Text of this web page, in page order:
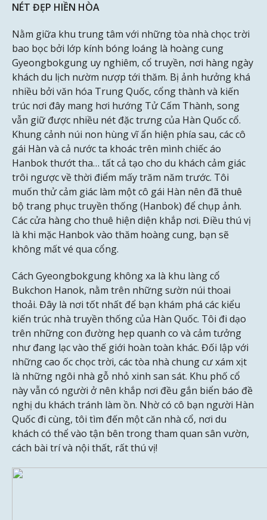
NÉT ĐẸP HIỀN HÒA
Nằm giữa khu trung tâm với những tòa nhà chọc trời
bao bọc bởi lớp kính bóng loáng là hoàng cung
Gyeongbokgung uy nghiêm, cổ truyền, nơi hàng ngày
khách du lịch nườm nượp tới thăm. Bị ảnh hưởng khá
nhiều bởi văn hóa Trung Quốc, cổng thành và kiến
trúc nơi đây mang hơi hướng Tử Cấm Thành, song
vẫn giữ được nhiều nét đặc trưng của Hàn Quốc cổ.
Khung cảnh núi non hùng vĩ ẩn hiện phía sau, các cô
gái Hàn và cả nước ta khoác trên mình chiếc áo
Hanbok thướt tha… tất cả tạo cho du khách cảm giác
trôi ngược về thời điểm mấy trăm năm trước. Tôi
muốn thử cảm giác làm một cô gái Hàn nên đã thuê
bộ trang phục truyền thống (Hanbok) để chụp ảnh.
Các cửa hàng cho thuê hiện diện khắp nơi. Điều thú vị
là khi mặc Hanbok vào thăm hoàng cung, bạn sẽ
không mất vé qua cổng.
Cách Gyeongbokgung không xa là khu làng cổ
Bukchon Hanok, nằm trên những sườn núi thoai
thoải. Đây là nơi tốt nhất để bạn khám phá các kiểu
kiến trúc nhà truyền thống của Hàn Quốc. Tôi đi dạo
trên những con đường hẹp quanh co và cảm tưởng
như đang lạc vào thế giới hoàn toàn khác. Đối lập với
những cao ốc chọc trời, các tòa nhà chung cư xám xịt
là những ngôi nhà gỗ nhỏ xinh san sát. Khu phố cổ
này vẫn có người ở nên khắp nơi đều gắn biển báo đề
nghị du khách tránh làm ồn. Nhờ có cô bạn người Hàn
Quốc đi cùng, tôi tìm đến một căn nhà cổ, nơi du
khách có thể vào tận bên trong tham quan sân vườn,
cách bài trí và nội thất, rất thú vị!